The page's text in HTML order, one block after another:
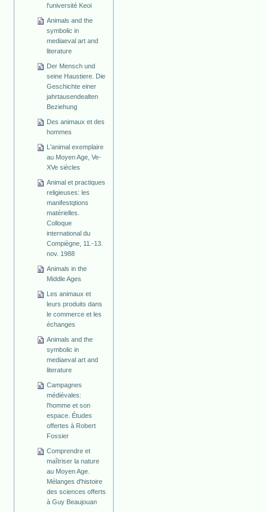
l'université Keoi
Animals and the
symbolic in
mediaeval art and
literature
Der Mensch und
seine Haustiere. Die
Geschichte einer
jahrtausendealten
Beziehung
Des animaux et des
hommes
L'animal exemplaire
au Moyen Age, Ve-
XVe siècles
Animal et practiques
religieuses: les
manifestqtions
matérielles.
Colloque
international du
Compiègne, 11.-13.
nov. 1988
Animals in the
Middle Ages
Les animaux et
leurs produits dans
le commerce et les
échanges
Animals and the
symbolic in
mediaeval art and
literature
Campagnes
médiévales:
l'homme et son
espace. Études
offertes à Robert
Fossier
Comprendre et
maîtriser la nature
au Moyen Age.
Mélanges d'histoire
des sciences offerts
à Guy Beaujouan